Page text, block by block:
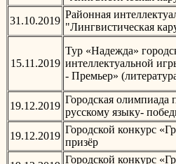
31.10.2019
Районная
"Лингвистическая
15.11.2019
Тур «Надежда»
интеллектуальной
- Премьер»
19.12.2019
Городская олимпиада
русскому языку-
19.12.2019
Городской конкурс
призёр
Городской конкурс